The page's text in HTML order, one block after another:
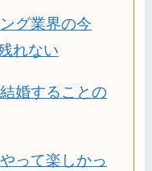
グ業界の今
れない
婚することの
って楽しかっ